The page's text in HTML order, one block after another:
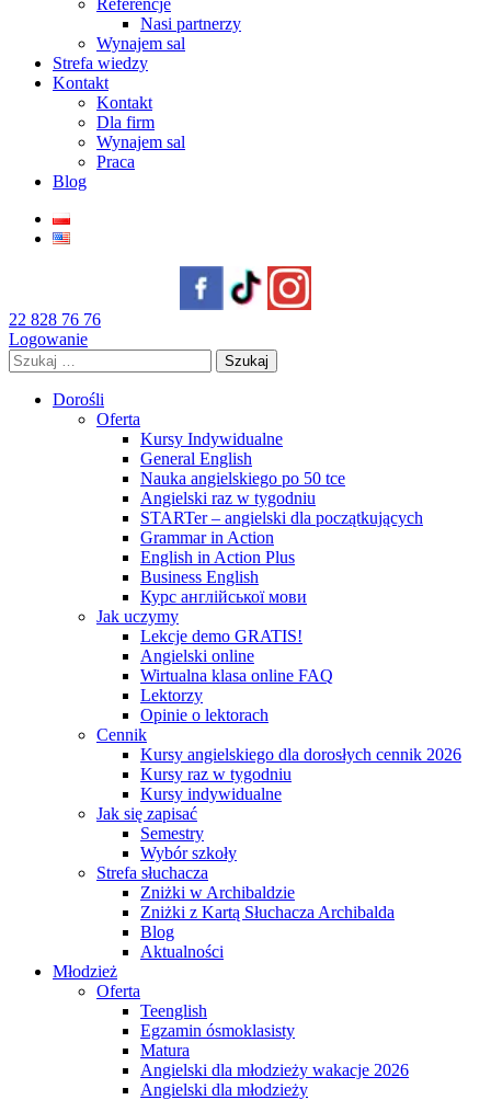
Referencje
Nasi partnerzy
Wynajem sal
Strefa wiedzy
Kontakt
Kontakt
Dla firm
Wynajem sal
Praca
Blog
22 828 76 76
Logowanie
Szukaj:
Dorośli
Oferta
Kursy Indywidualne
General English
Nauka angielskiego po 50 tce
Angielski raz w tygodniu
STARTer – angielski dla początkujących
Grammar in Action
English in Action Plus
Business English
Курс англійської мови
Jak uczymy
Lekcje demo GRATIS!
Angielski online
Wirtualna klasa online FAQ
Lektorzy
Opinie o lektorach
Cennik
Kursy angielskiego dla dorosłych cennik 2026
Kursy raz w tygodniu
Kursy indywidualne
Jak się zapisać
Semestry
Wybór szkoły
Strefa słuchacza
Zniżki w Archibaldzie
Zniżki z Kartą Słuchacza Archibalda
Blog
Aktualności
Młodzież
Oferta
Teenglish
Egzamin ósmoklasisty
Matura
Angielski dla młodzieży wakacje 2026
Angielski dla młodzieży